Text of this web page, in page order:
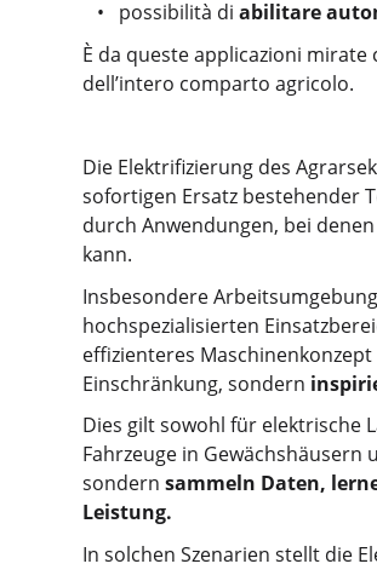
possibilità di abilitare
È da queste applicazioni
dell’intero comparto agricolo.
Die Elektrifizierung des
sofortigen Ersatz bestehender
durch Anwendungen, bei
kann.
Insbesondere
hochspezialisierten
effizienteres
Einschränkung, sondern
Dies gilt sowohl für elektrische
Fahrzeuge in
sondern sammeln Daten,
Leistung.
In solchen Szenarien stellt die